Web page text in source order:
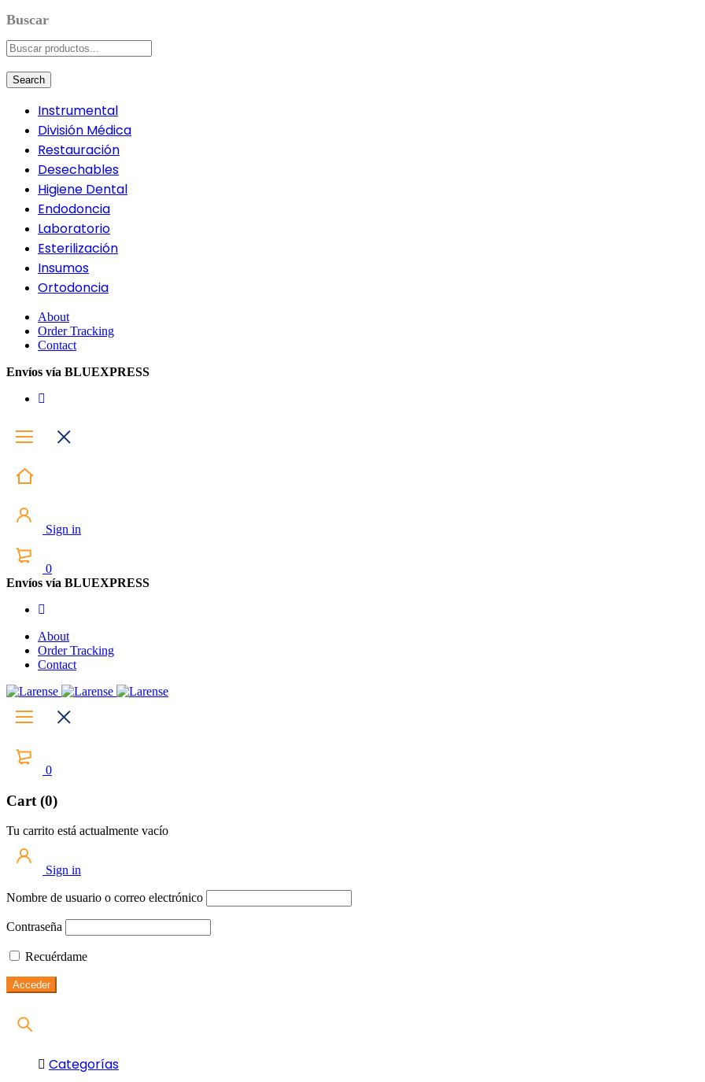
Search
Instrumental
División Médica
Restauración
Desechables
Higiene Dental
Endodoncia
Laboratorio
Esterilización
Insumos
Ortodoncia
About
Order Tracking
Contact
Envíos vía BLUEXPRESS
Sign in
0
Envíos vía BLUEXPRESS
About
Order Tracking
Contact
0
Cart (0)
Tu carrito está actualmente vacío
Sign in
Nombre de usuario o correo electrónico
Contraseña
Recuérdame
Categorías